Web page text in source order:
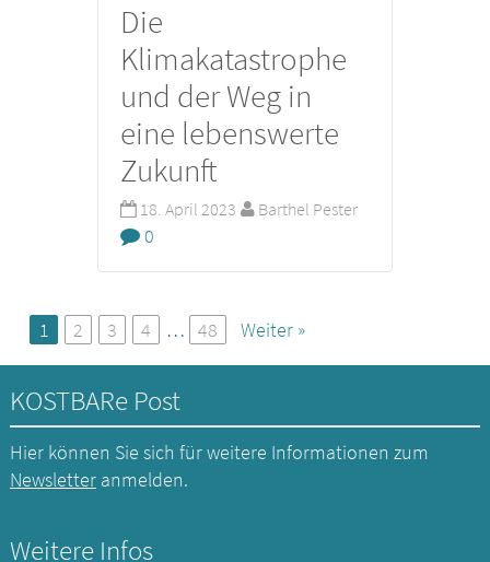
Die
Klimakatastrophe
und der Weg in
eine lebenswerte
Zukunft
18. April 2023 Barthel Pester
0
1 2 3 4 … 48 Weiter »
KOSTBARe Post
Hier können Sie sich für weitere Informationen zum
Newsletteranmelden.
Weitere Infos